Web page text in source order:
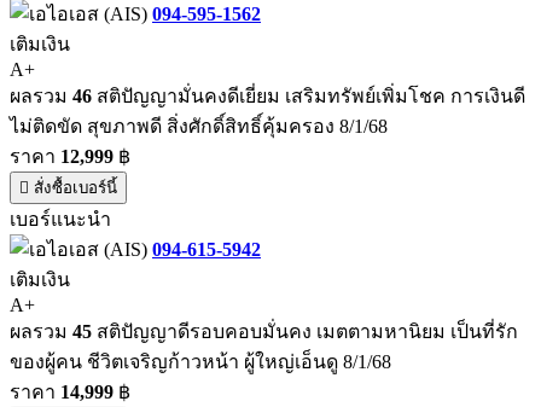
094-595-1562
เติมเงิน
A+
ผลรวม 46 สติปัญญามั่นคงดีเยี่ยม เสริมทรัพย์เพิ่มโชค การเงินดี
ไม่ติดขัด สุขภาพดี สิ่งศักดิ์สิทธิ์คุ้มครอง 8/1/68
ราคา 12,999 ฿
สั่งซื้อเบอร์นี้
เบอร์แนะนำ
094-615-5942
เติมเงิน
A+
ผลรวม 45 สติปัญญาดีรอบคอบมั่นคง เมตตามหานิยม เป็นที่รัก
ของผู้คน ชีวิตเจริญก้าวหน้า ผู้ใหญ่เอ็นดู 8/1/68
ราคา 14,999 ฿